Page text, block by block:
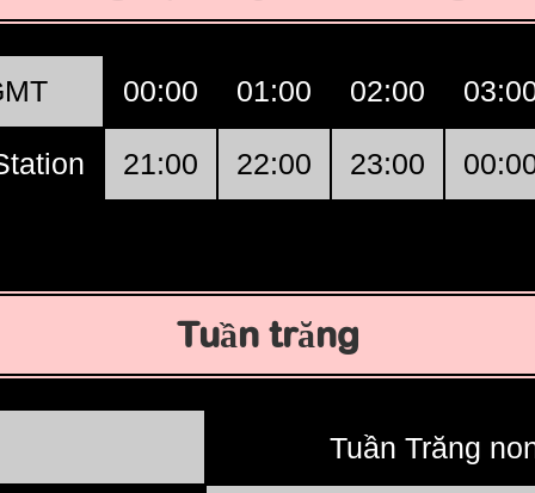
00:00 01:00 02:00
21:00 22:00 23:00
Tuần trăng
Tuần Trăng